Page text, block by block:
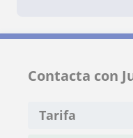
Contacta con
Tarifa